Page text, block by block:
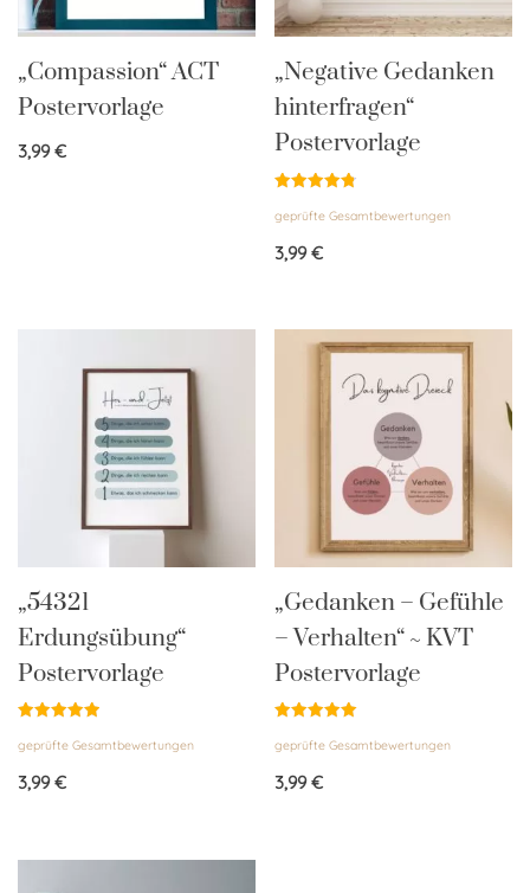
„Compassion“ ACT
Postervorlage
3,99€
„Negative Gedanken
hinterfragen“
Postervorlage
mit
von 5
geprüfte Gesamtbewertungen
3,99€
„54321
Erdungsübung“
Postervorlage
mit
von 5
geprüfte Gesamtbewertungen
3,99€
„Gedanken – Gefühle
– Verhalten“ ~ KVT
Postervorlage
mit
von 5
geprüfte Gesamtbewertungen
3,99€